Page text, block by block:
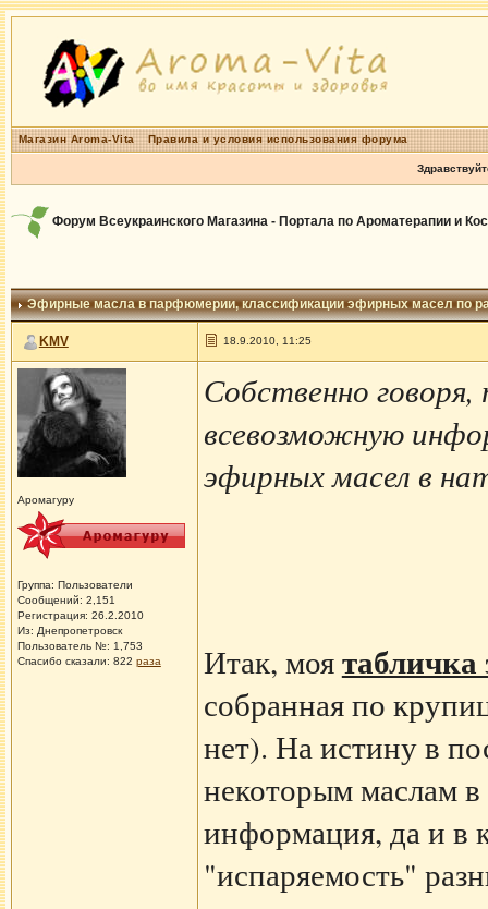
Магазин Aroma-Vita Правила и условия использования форума
Форум Всеукраинского Магазина - Портала по Ароматерапии и
Эфирные масла в парфюмерии, классификации эфирных масел по
KMV 18.9.2010, 11:25
Аромагуру
Группа: Пользователи
Сообщений: 2,151
Регистрация: 26.2.2010
Из: Днепропетровск
Пользователь №: 1,753
Спасибо сказали: 822 раза
Собственно
всевозможную
эфирных масел в
Итак, моя
собранная по
нет). На истину в
некоторым маслам
информация, да и в
"испаряемость"